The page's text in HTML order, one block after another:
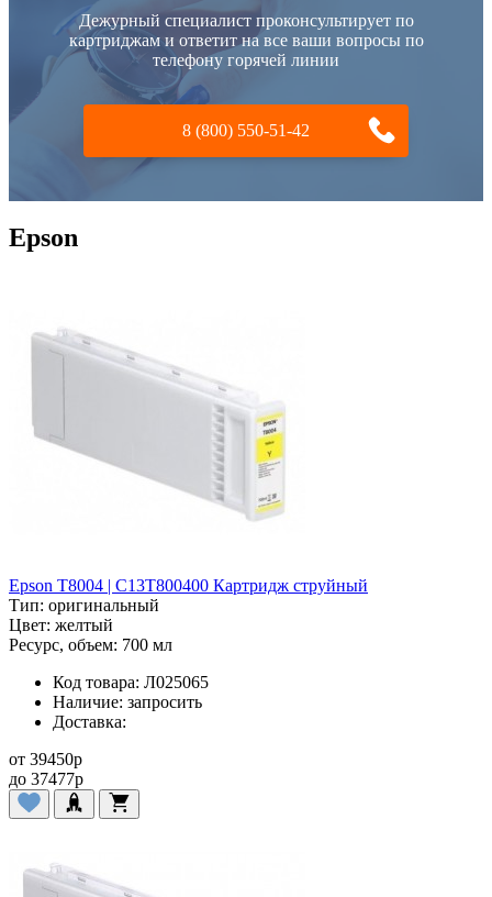
Дежурный специалист проконсультирует по
картриджам и ответит на все ваши вопросы по
телефону горячей линии
8 (800) 550-51-42
Epson
Epson T8004 | C13T800400 Картридж струйный
Тип: оригинальный
Цвет: желтый
Ресурс, объем: 700 мл
Код товара: Л025065
Наличие: запросить
Доставка:
от 39450p
до 37477p